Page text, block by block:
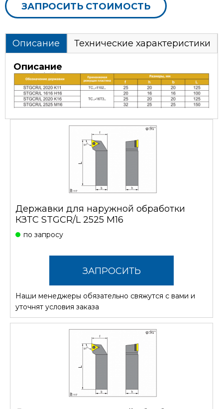
ЗАПРОСИТЬ СТОИМОСТЬ
Описание Технические характеристики
Описание
Державки для наружной обработки
КЗТС STGCR/L 2525 M16
по запросу
ЗАПРОСИТЬ
СТОИМОСТЬ
Наши менеджеры обязательно свяжутся с вами и
уточнят условия заказа